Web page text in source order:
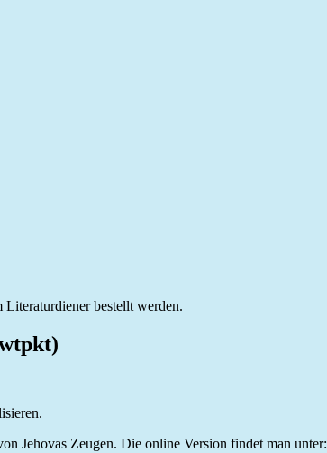
bestellt werden.
Jehovas Zeugen. Die online Version findet man unter: